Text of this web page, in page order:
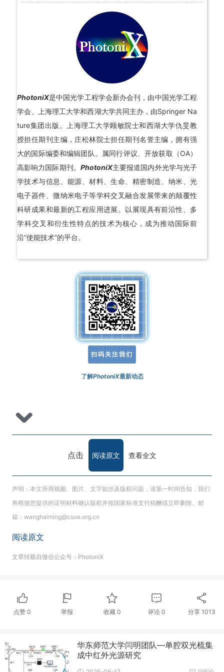
PhotoniX是中国光学工程学会新办会刊，由中国光学工程
学会、上海理工大学和西湖大学共同主办，由Springer Na
ture集团出版。上海理工大学顾敏院士和西湖大学仇旻教
授担任期刊主编，庄松林院士担任期刊名誉主编，拥有强
大的国际编委和编辑团队。属同行评议、开放获取（OA）
高影响力国际期刊。 PhotoniX主要报道国内外光学与光子
学技术与信息、能源、材料、生命、精密制造、纳米、光
电子器件、微纳米电子等学科交叉融合发展带来的颠覆性
科研成果和最新的工程应用进展。以展现具有前沿性、多
学科交叉和衍生性特点的技术为核心，成为推动国际前
沿“使能技术”的平台。
扫码关注我们
了解PhotoniX最新动态
点击 阅读原文 查看全文
声明：本文所用视频、图片、文字如涉及版权问题，请第一时间告知，我们
将根据您提供的证明材料确认版权并按国家标准支付稿酬或立即删除。邮
箱：wanghaiming@csoe.org.cn
阅读原文
文章转载自微信公众号：PhotoniX
点赞0 举报 收藏 0 评论0 分享 1013
华东师范大学闫明团队—单腔双光梳集
成中红外光源研究